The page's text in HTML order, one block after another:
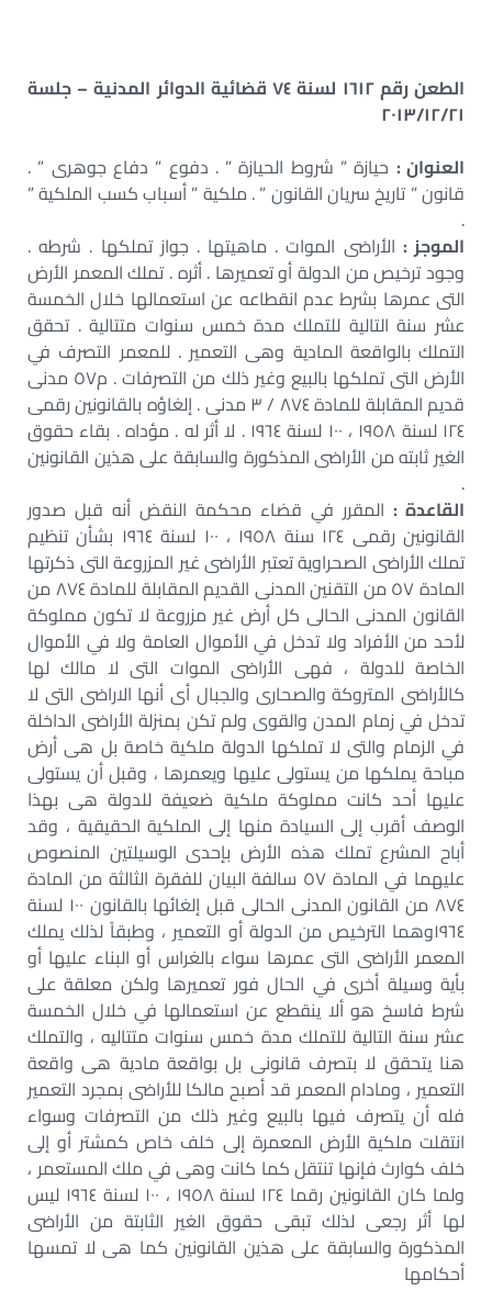
الطعن رقم ١٦١٢ لسنة ٧٤ قضائية الدوائر المدنية – جلسة
٢٠١٣/١٢/٢١
العنوان : حيازة ” شروط الحيازة ” . دفوع ” دفاع جوهرى ” .
قانون ” تاريخ سريان القانون ” . ملكية ” أسباب كسب الملكية ”
.
الموجز : الأراضى الموات . ماهيتها . جواز تملكها . شرطه .
وجود ترخيص من الدولة أو تعميرها . أثره . تملك المعمر الأرض
التى عمرها بشرط عدم انقطاعه عن استعمالها خلال الخمسة
عشر سنة التالية للتملك مدة خمس سنوات متتالية . تحقق
التملك بالواقعة المادية وهى التعمير . للمعمر التصرف في
الأرض التى تملكها بالبيع وغير ذلك من التصرفات . م٥٧ مدنى
قديم المقابلة للمادة ٨٧٤ / ٣ مدنى . إلغاؤه بالقانونين رقمى
١٢٤ لسنة ١٩٥٨ ، ١٠٠ لسنة ١٩٦٤ . لا أثر له . مؤداه . بقاء حقوق
الغير ثابته من الأراضى المذكورة والسابقة على هذين القانونين
.
القاعدة : المقرر في قضاء محكمة النقض أنه قبل صدور
القانونين رقمى ١٢٤ سنة ١٩٥٨ ، ١٠٠ لسنة ١٩٦٤ بشأن تنظيم
تملك الأراضى الصحراوية تعتبر الأراضى غير المزروعة التى ذكرتها
المادة ٥٧ من التقنين المدنى القديم المقابلة للمادة ٨٧٤ من
القانون المدنى الحالى كل أرض غير مزروعة لا تكون مملوكة
لأحد من الأفراد ولا تدخل في الأموال العامة ولا في الأموال
الخاصة للدولة ، فهى الأراضى الموات التى لا مالك لها
كالأراضى المتروكة والصحارى والجبال أى أنها الاراضى التى لا
تدخل في زمام المدن والقوى ولم تكن بمنزلة الأراضى الداخلة
في الزمام والتى لا تملكها الدولة ملكية خاصة بل هى أرض
مباحة يملكها من يستولى عليها ويعمرها ، وقبل أن يستولى
عليها أحد كانت مملوكة ملكية ضعيفة للدولة هى بهذا
الوصف أقرب إلى السيادة منها إلى الملكية الحقيقية ، وقد
أباح المشرع تملك هذه الأرض بإحدى الوسيلتين المنصوص
عليهما في المادة ٥٧ سالفة البيان للفقرة الثالثة من المادة
٨٧٤ من القانون المدنى الحالى قبل إلغائها بالقانون ١٠٠ لسنة
١٩٦٤وهما الترخيص من الدولة أو التعمير ، وطبقاً لذلك يملك
المعمر الأراضى التى عمرها سواء بالغراس أو البناء عليها أو
بأية وسيلة أخرى في الحال فور تعميرها ولكن معلقة على
شرط فاسخ هو ألا ينقطع عن استعمالها في خلال الخمسة
عشر سنة التالية للتملك مدة خمس سنوات متتاليه ، والتملك
هنا يتحقق لا بتصرف قانونى بل بواقعة مادية هى واقعة
التعمير ، ومادام المعمر قد أصبح مالكا للأراضى بمجرد التعمير
فله أن يتصرف فيها بالبيع وغير ذلك من التصرفات وسواء
انتقلت ملكية الأرض المعمرة إلى خلف خاص كمشتر أو إلى
خلف كوارث فإنها تنتقل كما كانت وهى في ملك المستعمر ،
ولما كان القانونين رقما ١٢٤ لسنة ١٩٥٨ ، ١٠٠ لسنة ١٩٦٤ ليس
لها أثر رجعى لذلك تبقى حقوق الغير الثابتة من الأراضى
المذكورة والسابقة على هذين القانونين كما هى لا تمسها
أحكامها